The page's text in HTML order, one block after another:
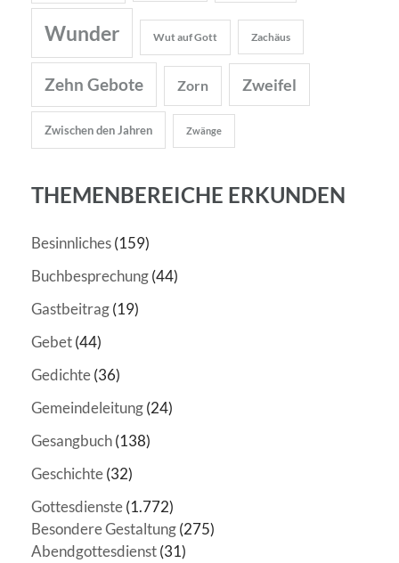
Wunder Wut auf Gott Zachäus
Zehn Gebote Zorn Zweifel
Zwischen den Jahren Zwänge
THEMENBEREICHE ERKUNDEN
Besinnliches(159)
Buchbesprechung(44)
Gastbeitrag(19)
Gebet(44)
Gedichte(36)
Gemeindeleitung(24)
Gesangbuch(138)
Geschichte(32)
Gottesdienste(1.772)
Besondere Gestaltung(275)
Abendgottesdienst(31)